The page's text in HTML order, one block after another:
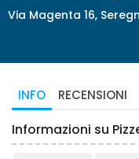
Via Magenta 16,
INFO RECENSIONI
Informazioni su